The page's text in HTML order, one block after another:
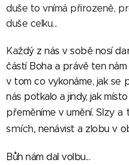
duše to vnímá přirozeně,
duše celku...
Každý z nás v sobě nosí
částí Boha a právě ten
v tom co vykonáme, jak se
nás potkalo a jindy, jak
přeměníme v umění. Slzy a
smích, nenávist a zlobu v
Bůh nám dal volbu...